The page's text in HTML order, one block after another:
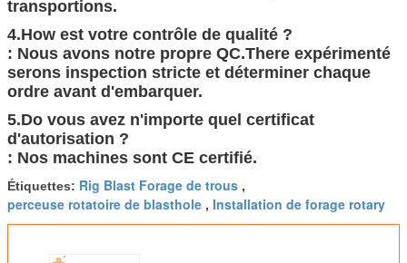
4.How est votre contrôle de qualité ?
: Nous avons notre propre QC.There expérimenté
serons inspection stricte et déterminer chaque
ordre avant d'embarquer.
5.Do vous avez n'importe quel certificat
d'autorisation ?
: Nos machines sont CE certifié.
Rig Blast Forage de trous
perceuse rotatoire de blasthole ,Installation de forage rotary